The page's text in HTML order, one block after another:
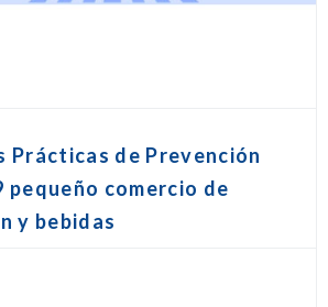
Prácticas de Prevención
pequeño comercio de
y bebidas